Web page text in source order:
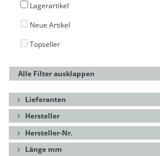
Lagerartikel
Neue Artikel
Topseller
Alle Filter ausklappen
Lieferanten
Hersteller
Hersteller-Nr.
Länge mm